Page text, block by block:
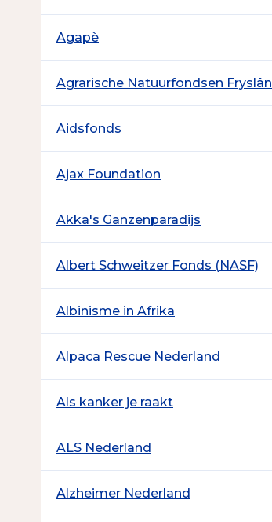
Agapè
Agrarische Natuurfondsen Fryslân
Aidsfonds
Ajax Foundation
Akka's Ganzenparadijs
Albert Schweitzer Fonds (NASF)
Albinisme in Afrika
Alpaca Rescue Nederland
Als kanker je raakt
ALS Nederland
Alzheimer Nederland